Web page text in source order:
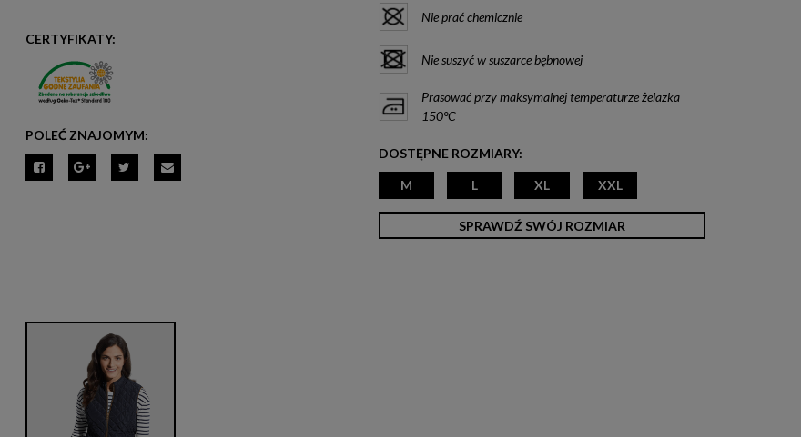
CERTYFIKATY:
POLEĆ ZNAJOMYM:
Nie prać chemicznie
Nie suszyć w suszarce bębnowej
Prasować przy maksymalnej temperaturze żelazka
150°C
DOSTĘPNE ROZMIARY:
M L XL XXL
SPRAWDŹ SWÓJ ROZMIAR